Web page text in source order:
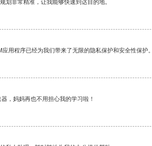
划非常精准，让我能够快速到达目的地。
应用程序已经为我们带来了无限的隐私保护和安全性保护
，妈妈再也不用担心我的学习啦！